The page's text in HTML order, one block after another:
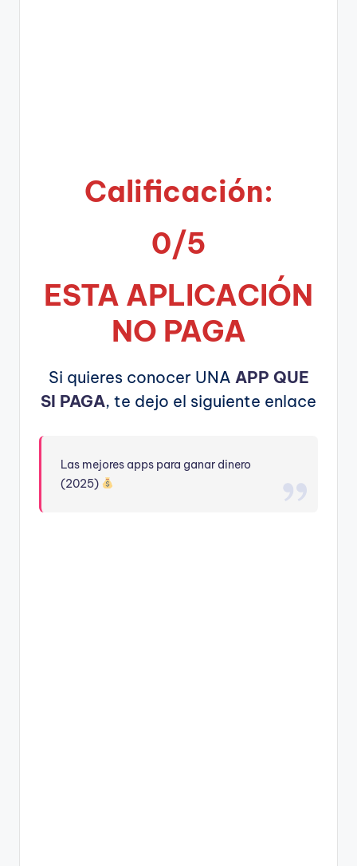
Calificación:
0/5
ESTA APLICACIÓN
NO PAGA
Si quieres conocer UNA APP QUE
SI PAGA, te dejo el siguiente enlace
Las mejores apps para ganar dinero
(2025)